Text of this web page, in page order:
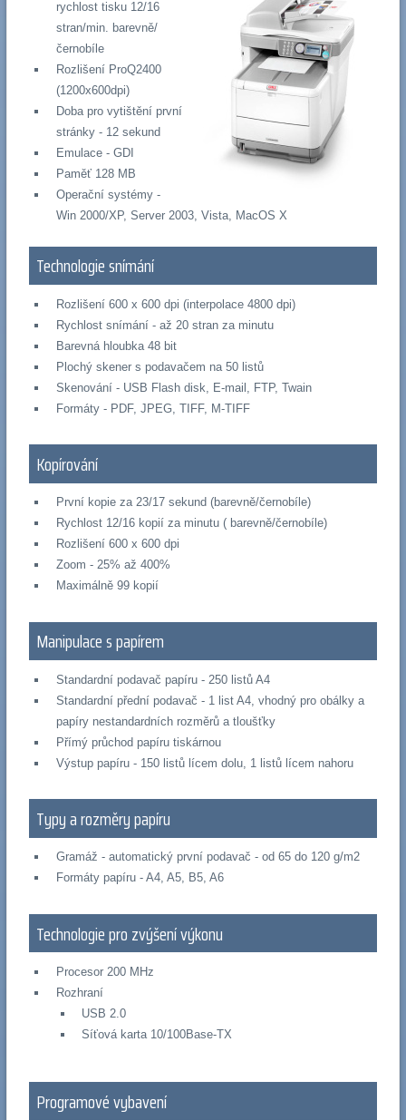
rychlost tisku 12/16
stran/min. barevně/
černobíle
Rozlišení ProQ2400
(1200x600dpi)
Doba pro vytištění první
stránky - 12 sekund
Emulace - GDI
Paměť 128 MB
Operační systémy -
Win 2000/XP, Server 2003, Vista, MacOS X
Technologie snímání
Rozlišení 600 x 600 dpi (interpolace 4800 dpi)
Rychlost snímání - až 20 stran za minutu
Barevná hloubka 48 bit
Plochý skener s podavačem na 50 listů
Skenování - USB Flash disk, E-mail, FTP, Twain
Formáty - PDF, JPEG, TIFF, M-TIFF
Kopírování
První kopie za 23/17 sekund (barevně/černobíle)
Rychlost 12/16 kopií za minutu ( barevně/černobíle)
Rozlišení 600 x 600 dpi
Zoom - 25% až 400%
Maximálně 99 kopií
Manipulace s papírem
Standardní podavač papíru - 250 listů A4
Standardní přední podavač - 1 list A4, vhodný pro obálky a
papíry nestandardních rozměrů a tloušťky
Přímý průchod papíru tiskárnou
Výstup papíru - 150 listů lícem dolu, 1 listů lícem nahoru
Typy a rozměry papíru
Gramáž - automatický první podavač - od 65 do 120 g/m2
Formáty papíru - A4, A5, B5, A6
Technologie pro zvýšení výkonu
Procesor 200 MHz
Rozhraní
USB 2.0
Síťová karta 10/100Base-TX
Programové vybavení